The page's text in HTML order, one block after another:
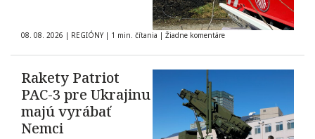
08. 08. 2026 | REGIÓNY | 1 min. čítania | Žiadne komentáre
Rakety Patriot
PAC-3 pre Ukrajinu
majú vyrábať
Nemci